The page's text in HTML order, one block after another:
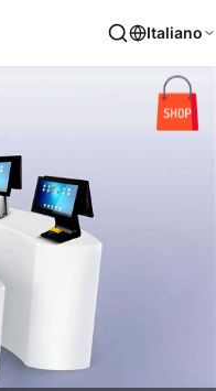
Italiano